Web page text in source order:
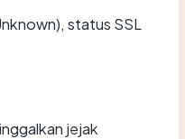
status SSL
jejak